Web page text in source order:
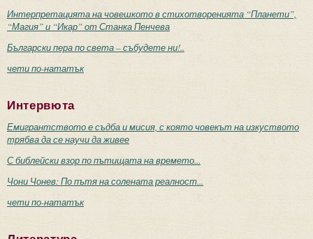
Интерпретацията на човешкото в стихотворенията “Планети”,
“Магия” и “Икар” от Станка Пенчева
Български пера по света – събудете ни!..
чети по-нататък
Интервюта
Емигрантството е съдба и мисия, с която човекът на изкуството
трябва да се научи да живее
С библейски взор по пътищата на времето...
Чони Чонев: По пътя на солената реалност...
чети по-нататък